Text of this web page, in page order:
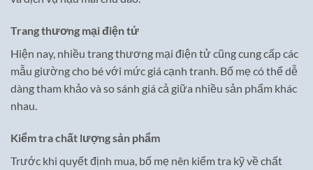
Trang thương mại điện tử
Hiện nay, nhiều trang thương mại điện tử cũng cung cấp các
mẫu giường cho bé với mức giá cạnh tranh. Bố mẹ có thể dễ
dàng tham khảo và so sánh giá cả giữa nhiều sản phẩm khác
nhau.
Kiểm tra chất lượng sản phẩm
Trước khi quyết định mua, bố mẹ nên kiểm tra kỹ về chất